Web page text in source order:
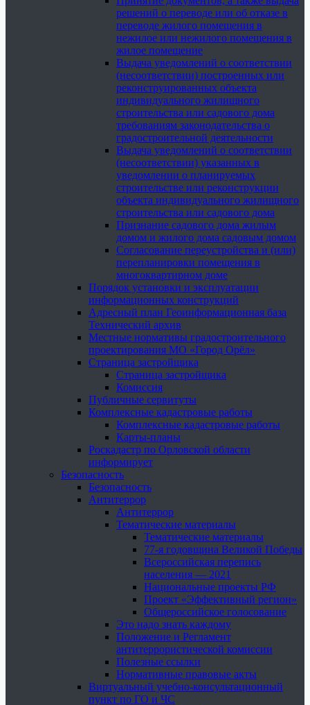
решений о переводе или об отказе в
переводе жилого помещения в
нежилое или нежилого помещения в
жилое помещение
Выдача уведомлений о соответствии
(несоответствии) построенных или
реконструированных объекта
индивидуального жилищного
строительства или садового дома
требованиям законодательства о
градостроительной деятельности
Выдача уведомлений о соответствии
(несоответствии) указанных в
уведомлении о планируемых
строительстве или реконструкции
объекта индивидуального жилищного
строительства или садового дома
Признание садового дома жилым
домом и жилого дома садовым домом
Согласование переустройства и (или)
перепланировки помещения в
многоквартирном доме
Порядок установки и эксплуатации
информационных конструкций
Адресный план Геоинформационная база
Технический архив
Местные нормативы градостроительного
проектирования МО «Город Орёл»
Страница застройщика
Страница застройщика
Комиссия
Публичные сервитуты
Комплексные кадастровые работы
Комплексные кадастровые работы
Карты-планы
Роскадастр по Орловской области
информирует
Безопасность
Безопасность
Антитеррор
Антитеррор
Тематические материалы
Тематические материалы
77-я годовщина Великой Победы
Всероссийская перепись
населения — 2021
Национальные проекты РФ
Проект «Эффективный регион»
Общероссийское голосование
Это надо знать каждому
Положение и Регламент
антитеррористической комиссии
Полезные ссылки
Нормативные правовые акты
Виртуальный учебно-консультационный
пункт по ГО и ЧС